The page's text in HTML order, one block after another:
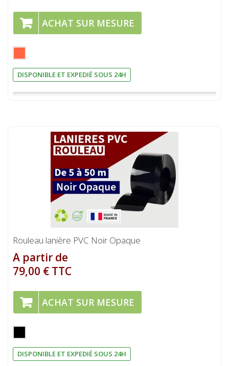
ACHAT SUR MESURE
DISPONIBLE ET EXPEDIÉ SOUS 24H
Rouleau lanière PVC Noir Opaque
A partir de
79,00 € TTC
ACHAT SUR MESURE
DISPONIBLE ET EXPEDIÉ SOUS 24H